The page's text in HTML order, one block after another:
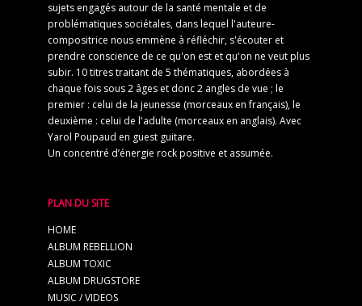
sujets engagés autour de la santé mentale et de
problématiques sociétales, dans lequel l'auteure-
compositrice nous emmène à réfléchir, s'écouter et
prendre conscience de ce qu'on est et qu'on ne veut plus
subir. 10 titres traitant de 5 thématiques, abordées à
chaque fois sous 2 âges et donc 2 angles de vue ; le
premier : celui de la jeunesse (morceaux en français), le
deuxième : celui de l'adulte (morceaux en anglais). Avec
Yarol Poupaud en guest guitare.
Un concentré d’énergie rock positive et assumée.
PLAN DU SITE
HOME
ALBUM REBELLION
ALBUM TOXIC
ALBUM DRUGSTORE
MUSIC / VIDEOS